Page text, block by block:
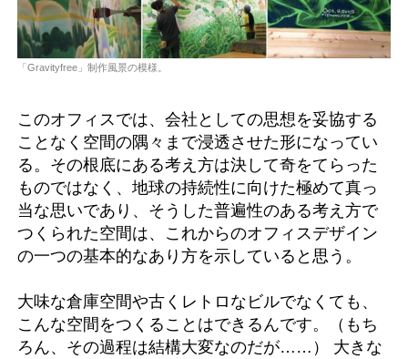
「Gravityfree」制作風景の模様。
このオフィスでは、会社としての思想を妥協する
ことなく空間の隅々まで浸透させた形になってい
る。その根底にある考え方は決して奇をてらった
ものではなく、地球の持続性に向けた極めて真っ
当な思いであり、そうした普遍性のある考え方で
つくられた空間は、これからのオフィスデザイン
の一つの基本的なあり方を示していると思う。
大味な倉庫空間や古くレトロなビルでなくても、
こんな空間をつくることはできるんです。（もち
ろん、その過程は結構大変なのだが……） 大きな